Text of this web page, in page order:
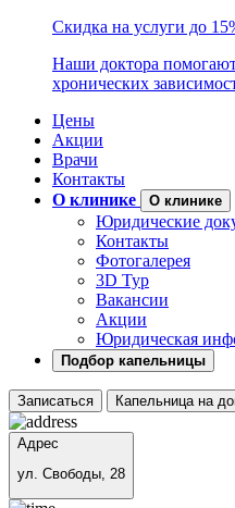
Скидка на услуги до
Наши доктора
хронических
Цены
Акции
Врачи
Контакты
О клинике
О клинике
Юридические
Контакты
Фотогалерея
3D Тур
Вакансии
Акции
Юридическая
Подбор капельницы
Записаться Капельница на
Адрес
ул. Свободы, 28